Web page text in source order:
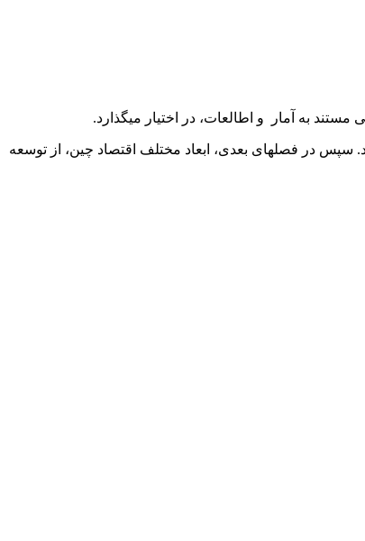
به آمار و اطالعات، در اختیار میگذارد.
شرح داده میشود و روایت هایی تاریخی از توسعه ی این کشور طی ۳۵ سال اخیر ارائه میشود. سپس در فصلهای بعدی، ابعاد مختلف اقتصاد چین، از توسعه